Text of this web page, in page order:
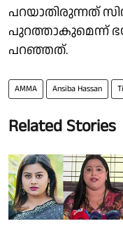
പറയാതിരുന്നത്
പുറത്താകുമെന്ന്
പറഞ്ഞത്.
AMMA Ansiba Hassan
Related Stories